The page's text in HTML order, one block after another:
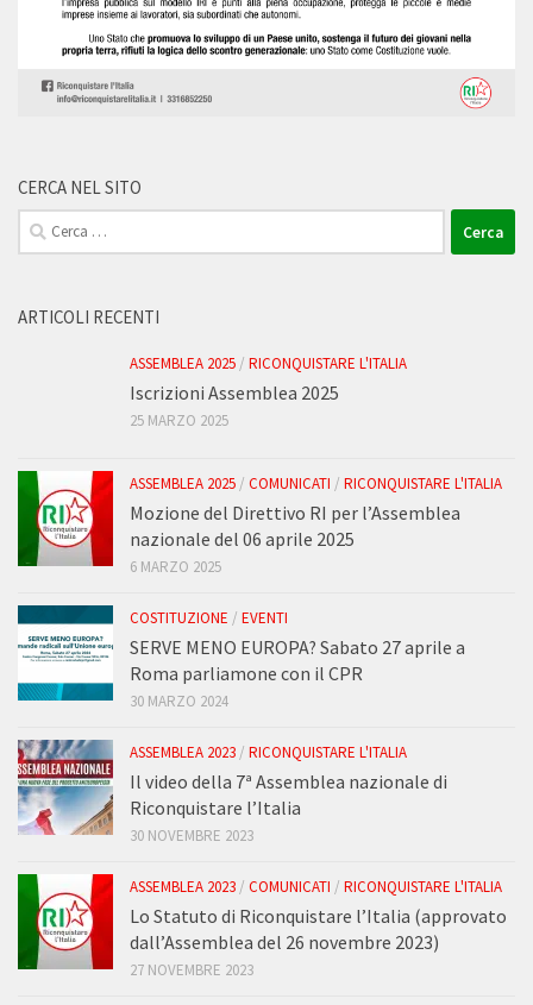
CERCA NEL SITO
Ricerca
per:
ARTICOLI RECENTI
ASSEMBLEA 2025/ RICONQUISTARE L'ITALIA
Iscrizioni Assemblea 2025
25 MARZO 2025
ASSEMBLEA 2025/ COMUNICATI / RICONQUISTARE L'ITALIA
Mozione del Direttivo RI per l’Assemblea
nazionale del 06 aprile 2025
6 MARZO 2025
COSTITUZIONE / EVENTI
SERVE MENO EUROPA? Sabato 27 aprile a
Roma parliamone con il CPR
30 MARZO 2024
ASSEMBLEA 2023/ RICONQUISTARE L'ITALIA
Il video della 7ª Assemblea nazionale di
Riconquistare l’Italia
30 NOVEMBRE 2023
ASSEMBLEA 2023/ COMUNICATI / RICONQUISTARE L'ITALIA
Lo Statuto di Riconquistare l’Italia (approvato
dall’Assemblea del 26 novembre 2023)
27 NOVEMBRE 2023